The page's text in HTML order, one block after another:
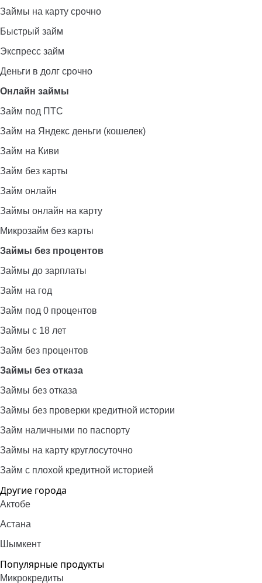
Займы на карту срочно
Быстрый займ
Экспресс займ
Деньги в долг срочно
Онлайн займы
Займ под ПТС
Займ на Яндекс деньги (кошелек)
Займ на Киви
Займ без карты
Займ онлайн
Займы онлайн на карту
Микрозайм без карты
Займы без процентов
Займы до зарплаты
Займ на год
Займ под 0 процентов
Займы с 18 лет
Займ без процентов
Займы без отказа
Займы без отказа
Займы без проверки кредитной истории
Займ наличными по паспорту
Займы на карту круглосуточно
Займ с плохой кредитной историей
Другие города
Актобе
Астана
Шымкент
Популярные продукты
Микрокредиты